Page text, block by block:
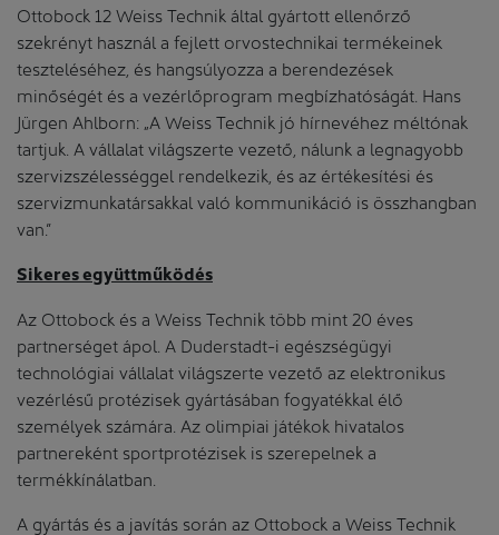
Ottobock 12 Weiss Technik által gyártott ellenőrző
szekrényt használ a fejlett orvostechnikai termékeinek
teszteléséhez, és hangsúlyozza a berendezések
minőségét és a vezérlőprogram megbízhatóságát. Hans
Jürgen Ahlborn: „A Weiss Technik jó hírnevéhez méltónak
tartjuk. A vállalat világszerte vezető, nálunk a legnagyobb
szervizszélességgel rendelkezik, és az értékesítési és
szervizmunkatársakkal való kommunikáció is összhangban
van.”
Sikeres együttműködés
Az Ottobock és a Weiss Technik több mint 20 éves
partnerséget ápol. A Duderstadt-i egészségügyi
technológiai vállalat világszerte vezető az elektronikus
vezérlésű protézisek gyártásában fogyatékkal élő
személyek számára. Az olimpiai játékok hivatalos
partnereként sportprotézisek is szerepelnek a
termékkínálatban.
A gyártás és a javítás során az Ottobock a Weiss Technik